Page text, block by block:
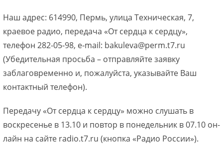
Наш адрес: 614990, Пермь, улица Техническая, 7,
краевое радио, передача «От сердца к сердцу»,
телефон 282-05-98, e-mail: bakuleva@perm.t7.ru
(Убедительная просьба – отправляйте заявку
заблаговременно и, пожалуйста, указывайте Ваш
контактный телефон).
Передачу «От сердца к сердцу» можно слушать в
воскресенье в 13.10 и повтор в понедельник в 07.10 он-
лайн на сайте radio.t7.ru (кнопка «Радио России»).